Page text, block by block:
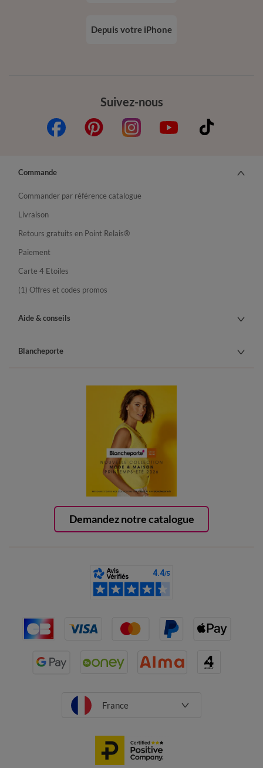
Suivez-nous
Depuis votre iPhone
Demandez notre catalogue
Commande
Commander par référence catalogue
Livraison
Retours gratuits en Point Relais®
Paiement
Carte 4 Etoiles
(1) Offres et codes promos
Aide & conseils
Blancheporte
France